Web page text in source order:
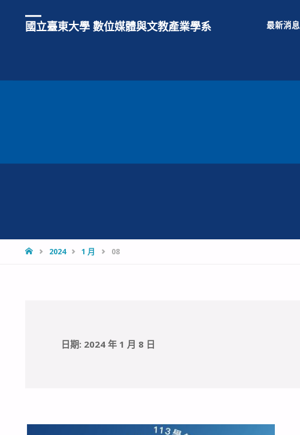
國立臺東大學 數位媒體與文教產業學系 最新消息
HOME2024 1 月 08
日期: 2024 年 1 月 8 日